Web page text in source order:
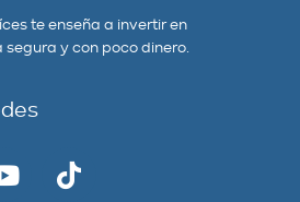
te enseña a invertir en
y con poco dinero.